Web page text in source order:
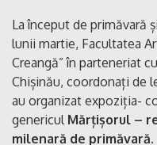
La început de primăvară
lunii martie, Facultatea
Creangă” în parteneriat
Chișinău, coordonați de
au organizat expoziția-
genericul Mărțișorul –
milenară de primăvară.